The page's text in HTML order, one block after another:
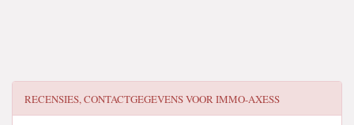
RECENSIES, CONTACTGEGEVENS VOORIMMO-AXESS